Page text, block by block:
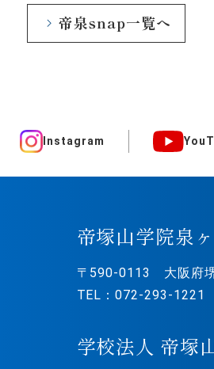
帝泉snap一覧へ
Instagram
帝塚山学院泉
〒590-0113 大阪府
TEL：072-293-
学校法人 帝塚